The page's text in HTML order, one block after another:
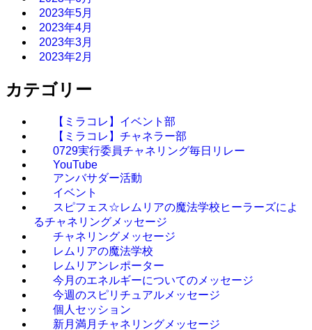
2023年5月
2023年4月
2023年3月
2023年2月
カテゴリー
【ミラコレ】イベント部
【ミラコレ】チャネラー部
0729実行委員チャネリング毎日リレー
YouTube
アンバサダー活動
イベント
スピフェス☆レムリアの魔法学校ヒーラーズによ
るチャネリングメッセージ
チャネリングメッセージ
レムリアの魔法学校
レムリアンレポーター
今月のエネルギーについてのメッセージ
今週のスピリチュアルメッセージ
個人セッション
新月満月チャネリングメッセージ